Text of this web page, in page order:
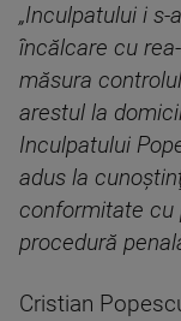
„Inculpatului i
încălcare cu
măsura
arestul la
Inculpatului
adus la
conformitate cu
procedură
Cristian